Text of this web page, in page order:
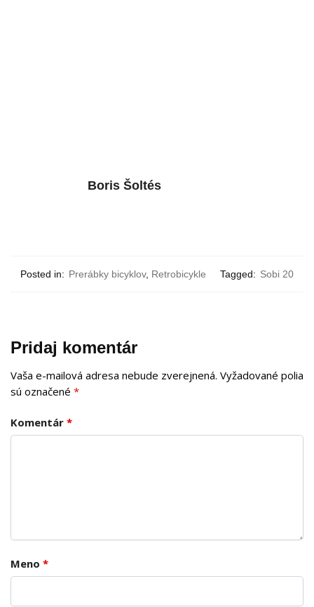
Boris Šoltés
Posted in: Prerábky bicyklov, Retrobicykle Tagged: Sobi 20
Pridaj komentár
Vaša e-mailová adresa nebude zverejnená. Vyžadované polia
sú označené *
Komentár *
Meno *